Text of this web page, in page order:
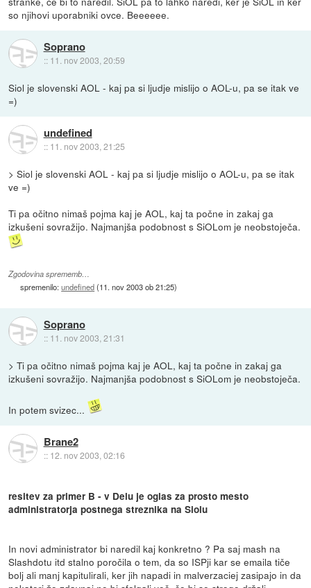
so njihovi uporabniki ovce. Beeeeee.
Soprano
:: 11. nov 2003, 20:59
Siol je slovenski AOL - kaj pa si ljudje mislijo o AOL-u, pa se itak ve
=)
undefined
:: 11. nov 2003, 21:25
> Siol je slovenski AOL - kaj pa si ljudje mislijo o AOL-u, pa se itak
ve =)
Ti pa očitno nimaš pojma kaj je AOL, kaj ta počne in zakaj ga
izkušeni sovražijo. Najmanjša podobnost s SiOLom je neobstoječa.
Zgodovina sprememb…
spremenilo:undefined(11. nov 2003 ob 21:25)
Soprano
:: 11. nov 2003, 21:31
> Ti pa očitno nimaš pojma kaj je AOL, kaj ta počne in zakaj ga
izkušeni sovražijo. Najmanjša podobnost s SiOLom je neobstoječa.
In potem svizec...
Brane2
:: 12. nov 2003, 02:16
resitev za primer B - v Delu je oglas za prosto mesto
administratorja postnega streznika na Siolu
In novi administrator bi naredil kaj konkretno ? Pa saj mash na
Slashdotu itd stalno poročila o tem, da so ISPji kar se emaila tiče
bolj ali manj kapitulirali, ker jih napadi in malverzaciej zasipajo in da